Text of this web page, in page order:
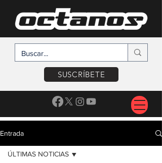
SUSCRÍBETE
Entrada
ÚLTIMAS NOTICIAS